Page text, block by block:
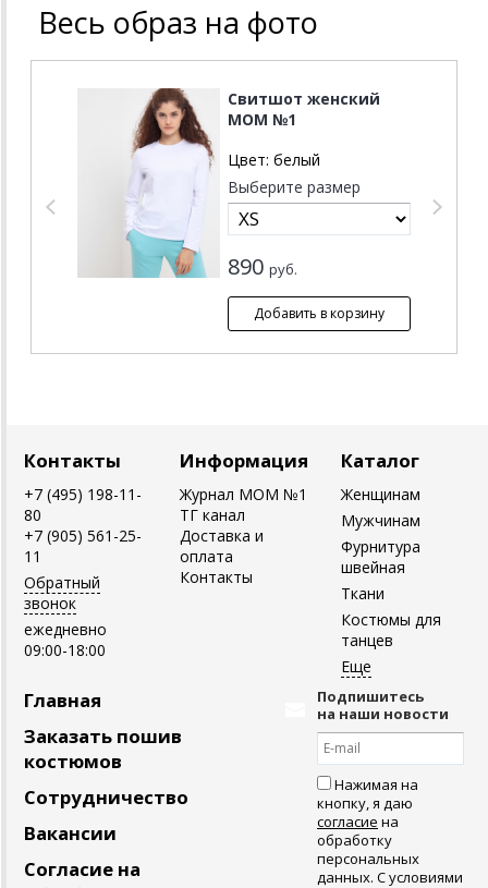
Весь образ на фото
Свитшот женский
MOM №1
Цвет: белый
Выберите размер
890 руб.
Контакты
+7 (495) 198-11-
80
+7 (905) 561-25-
11
Обратный
звонок
ежедневно
09:00-18:00
Информация
Журнал MOM №1
ТГ канал
Доставка и
оплата
Контакты
Каталог
Женщинам
Мужчинам
Фурнитура
швейная
Ткани
Костюмы для
танцев
Главная
Заказать пошив
костюмов
Сотрудничество
Вакансии
Согласие на
Подпишитесь
на наши новости
Нажимая на
кнопку, я даю
согласие на
обработку
персональных
данных. С условиями